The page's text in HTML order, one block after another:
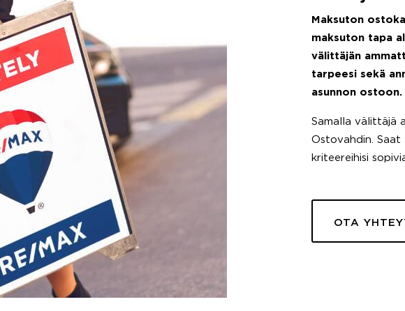
Maksuton
maksuton tapa
välittäjän
tarpeesi sekä
asunnon ostoon.
Samalla välittäjä
Ostovahdin. Saat
kriteereihisi
OTA